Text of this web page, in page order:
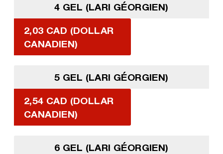
4 GEL (LARI GÉORGIEN)
2,03 CAD (DOLLAR
CANADIEN)
5 GEL (LARI GÉORGIEN)
2,54 CAD (DOLLAR
CANADIEN)
6 GEL (LARI GÉORGIEN)